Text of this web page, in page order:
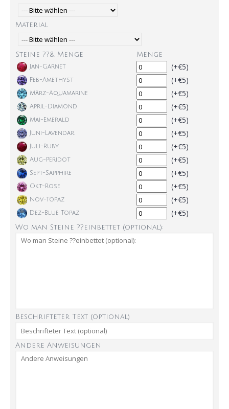
Material
Steine ??& Menge Menge
Jan-Garnet (+€5)
Feb-Amethyst (+€5)
März-Aquamarine (+€5)
April-Diamond (+€5)
Mai-Emerald (+€5)
Juni-Lavendar (+€5)
Juli-Ruby (+€5)
Aug-Peridot (+€5)
Sept-Sapphire (+€5)
Okt-Rose (+€5)
Nov-Topaz (+€5)
Dez-Blue Topaz (+€5)
Wo man Steine ??einbettet (optional):
Beschrifteter Text (optional)
Andere Anweisungen